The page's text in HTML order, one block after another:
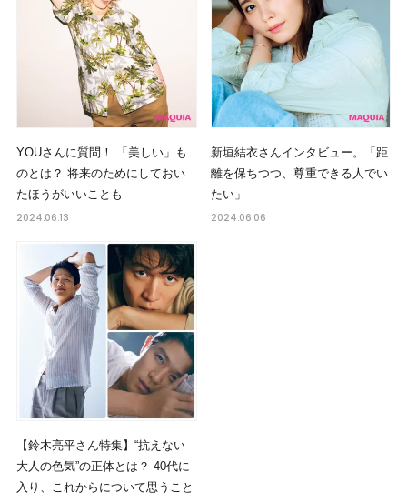
YOUさんに質問！ 「美しい」も
のとは？ 将来のためにしておい
たほうがいいことも
2024.06.13
新垣結衣さんインタビュー。「距
離を保ちつつ、尊重できる人でい
たい」
2024.06.06
【鈴木亮平さん特集】“抗えない
大人の色気”の正体とは？ 40代に
入り、これからについて思うこと